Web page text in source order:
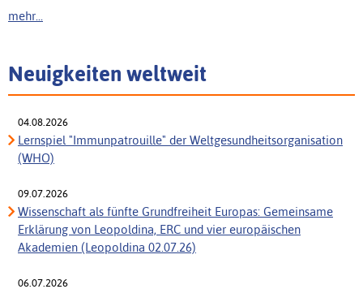
mehr...
Neuigkeiten weltweit
04.08.2026
Lernspiel "Immunpatrouille" der Weltgesundheitsorganisation
(WHO)
09.07.2026
Wissenschaft als fünfte Grundfreiheit Europas: Gemeinsame
Erklärung von Leopoldina, ERC und vier europäischen
Akademien (Leopoldina 02.07.26)
06.07.2026